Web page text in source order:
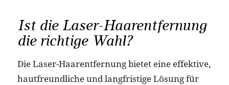
Ist die Laser-Haarentfernung
die richtige Wahl?
Die Laser-Haarentfernung bietet eine effektive,
hautfreundliche und langfristige Lösung für